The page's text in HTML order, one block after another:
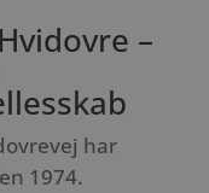
–
har
1974.